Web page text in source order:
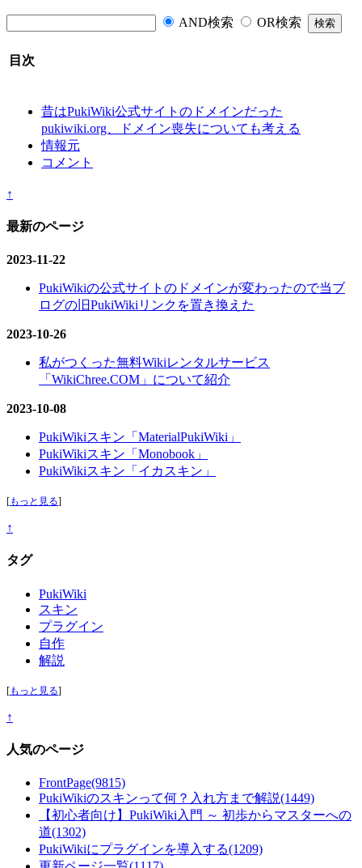
AND検索 OR検索
目次
昔はPukiWiki公式サイトのドメインだった
pukiwiki.org、ドメイン喪失についても考える
情報元
コメント
↑
最新のページ
2023-11-22
PukiWikiの公式サイトのドメインが変わったので当ブ
ログの旧PukiWikiリンクを置き換えた
2023-10-26
私がつくった無料Wikiレンタルサービス
「WikiChree.COM」について紹介
2023-10-08
PukiWikiスキン「MaterialPukiWiki」
PukiWikiスキン「Monobook」
PukiWikiスキン「イカスキン」
[もっと見る]
↑
タグ
PukiWiki
スキン
プラグイン
自作
解説
[もっと見る]
↑
人気のページ
FrontPage(9815)
PukiWikiのスキンって何？入れ方まで解説(1449)
【初心者向け】PukiWiki入門 ～ 初歩からマスターへの
道(1302)
PukiWikiにプラグインを導入する(1209)